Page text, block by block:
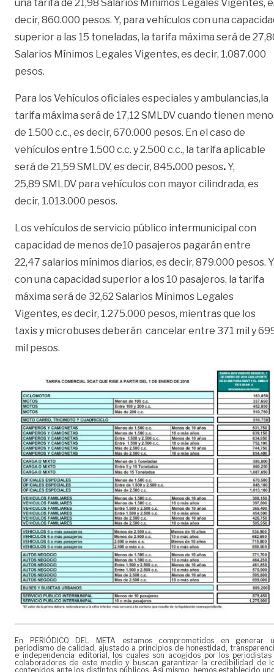
una tarifa de 21,98 Salarios Mínimos Legales Vigentes,
decir, 860.000 pesos. Y, para vehículos con una
superior a las 15 toneladas, la tarifa máxima será de
Salarios Mínimos Legales Vigentes, es decir, 1.087.000
pesos.
Para los Vehículos oficiales especiales y ambulancias,la
tarifa máxima será de 17,12 SMLDV cuando tienen
de 1.500 c.c., es decir, 670.000 pesos. En el caso de
vehículos entre 1.500 c.c. y 2.500 c.c., la tarifa aplicable
será de 21,59 SMLDV, es decir, 845.000 pesos.Y,
25,89 SMLDV para vehículos con mayor cilindrada, es
decir, 1.013.000 pesos.
Los vehículos de servicio público intermunicipal con
capacidad de menos de10 pasajeros pagarán entre
22,47 salarios mínimos diarios, es decir, 879.000 pesos.
con una capacidad superior a los 10 pasajeros, la tarifa
máxima será de 32,62 Salarios Mínimos Legales
Vigentes, es decir, 1.275.000 pesos, mientras que los
taxis y microbuses deberán cancelar entre 371 mil y
mil pesos.
En PERIÓDICO DEL META estamos comprometidos en generar
periodismo de calidad, ajustado a principios de honestidad,
e independencia editorial, los cuales son acogidos por los periodistas
colaboradores de este medio y buscan garantizar la credibilidad de
contenidos ante los distintos públicos. Así mismo, hemos establecido